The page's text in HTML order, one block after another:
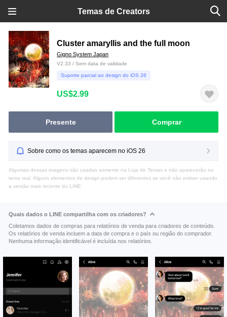
Temas de Creators
Cluster amaryllis and the full moon
Gigno System Japan
V2.33 / Sem data de validade
Suporte parcial ao design do iOS 26
US$2.99
Presente Comprar
Sobre como os temas aparecem no iOS 26
Algumas dessas imagens são usadas somente na Loja de Temas e não aparecerão no
tema real. Alguns elementos de design podem ser diferentes se você não estiver usando
a versão mais recente do LINE.
Quais dados o LINE compartilha com os criadores?
Coletamos dados de compras para relatórios de venda para criadores de conteúdo.
Os relatórios de venda incluem a data de compra e o país ou região do comprador.
Nenhuma informação identificável é incluída nos relatórios.